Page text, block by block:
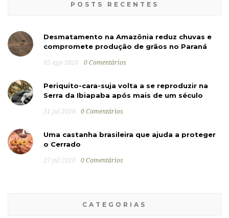
POSTS RECENTES
Desmatamento na Amazônia reduz chuvas e
compromete produção de grãos no Paraná
05 ago 2026 0 Comentários
Periquito-cara-suja volta a se reproduzir na
Serra da Ibiapaba após mais de um século
31 jul 2026 0 Comentários
Uma castanha brasileira que ajuda a proteger
o Cerrado
27 jul 2026 0 Comentários
CATEGORIAS